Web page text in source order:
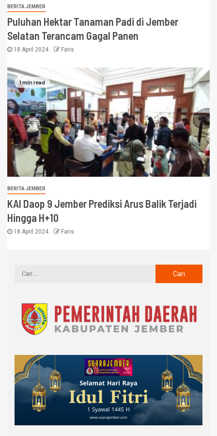
BERITA JEMBER
Puluhan Hektar Tanaman Padi di Jember
Selatan Terancam Gagal Panen
18 April 2024 Faris
1 min read
BERITA JEMBER
KAI Daop 9 Jember Prediksi Arus Balik Terjadi
Hingga H+10
18 April 2024 Faris